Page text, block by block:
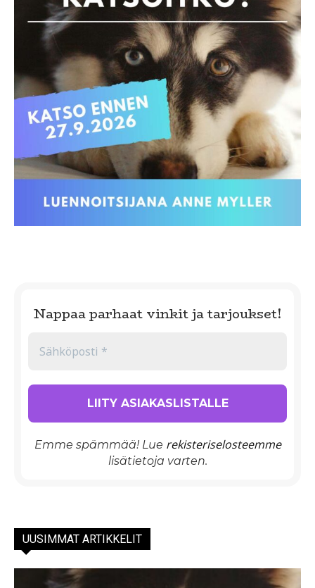
Nappaa parhaat vinkit ja tarjoukset!
Emme spämmää! Lue rekisteriselosteemme
lisätietoja varten.
UUSIMMAT ARTIKKELIT